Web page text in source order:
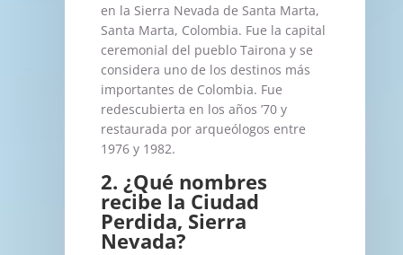
en la Sierra Nevada de Santa Marta,
Santa Marta, Colombia. Fue la capital
ceremonial del pueblo Tairona y se
considera uno de los destinos más
importantes de Colombia. Fue
redescubierta en los años ’70 y
restaurada por arqueólogos entre
1976 y 1982.
2. ¿Qué nombres
recibe la Ciudad
Perdida, Sierra
Nevada?